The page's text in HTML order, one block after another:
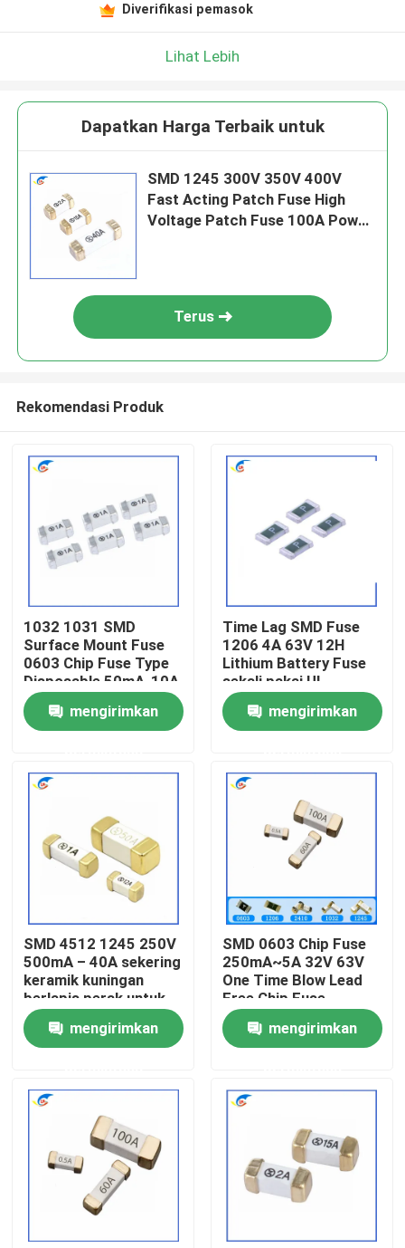
Rumah
Produk
Video
Tentang Kami
Tur Pabrik
Kontrol Kualitas
Kasus-kasus
Termistor PTC
Diverifikasi pemasok
Lihat Lebih
Dapatkan Harga Terbaik untuk
SMD 1245 300V 350V 400V
Fast Acting Patch Fuse High
Voltage Patch Fuse 100A Power
Terus
Rekomendasi Produk
1032 1031 SMD
Surface Mount Fuse
0603 Chip Fuse Type
Disposable 50mA-10A
mengirimkan
Time Lag SMD Fuse
1206 4A 63V 12H
Lithium Battery Fuse
sekali pakai UL
mengirimkan
SMD 4512 1245 250V
500mA – 40A sekering
keramik kuningan
berlapis perak untuk
stasiun pangkalan
nirkabelmengirimkan
SMD 0603 Chip Fuse
250mA~5A 32V 63V
One Time Blow Lead
Free Chip Fuse
mengirimkan